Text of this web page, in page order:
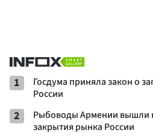
1
Госдума приняла закон о
России
2
Рыбоводы Армении вышли
закрытия рынка России